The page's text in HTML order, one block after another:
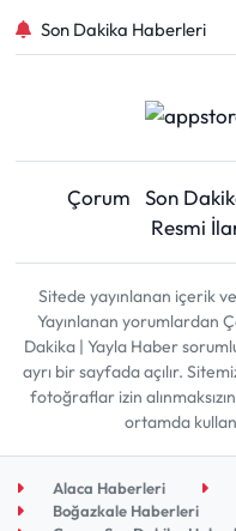
Son Dakika Haberleri
Çorum Son
Resmi
Sitede yayınlanan içerik
Yayınlanan yorumlardan
Dakika | Yayla Haber
ayrı bir sayfada açılır.
fotoğraflar izin
ortamda
Alaca Haberleri
Boğazkale Haberleri